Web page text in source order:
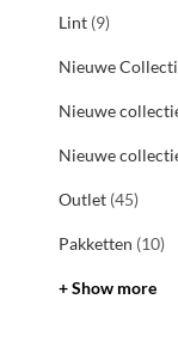
Ook aan
Lint (9)
Nieuwe
Nieuwe
Nieuwe
Outlet (45)
Pakketten (10)
+ Show more